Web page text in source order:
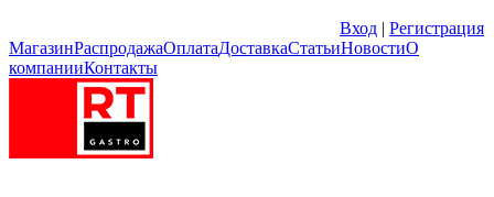
Вход | Регистрация
МагазинРаспродажаОплатаДоставкаСтатьиНовостиО
компанииКонтакты